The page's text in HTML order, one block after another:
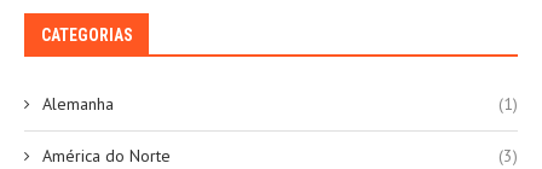
CATEGORIAS
Alemanha (1)
América do Norte (3)